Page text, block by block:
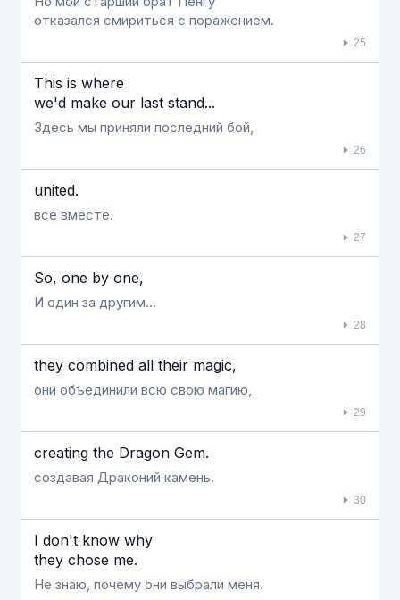
отказался смириться с поражением.
25
This is where
we'd make our last stand...
Здесь мы приняли последний бой,
26
united.
все вместе.
27
So, one by one,
И один за другим...
28
they combined all their magic,
они объединили всю свою магию,
29
creating the Dragon Gem.
создавая Драконий камень.
30
I don't know why
they chose me.
Не знаю, почему они выбрали меня.